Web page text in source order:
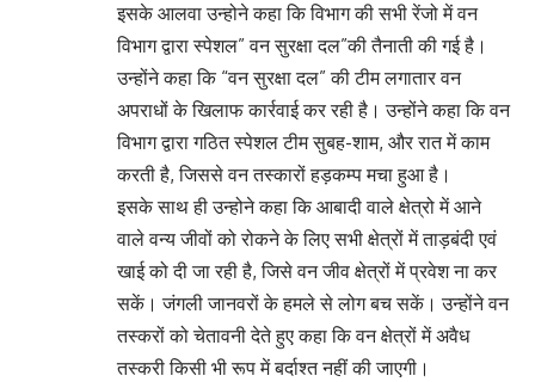
इसके आलवा उन्होने कहा कि विभाग की सभी रेंजो में वन
विभाग द्वारा स्पेशल” वन सुरक्षा दल”की तैनाती की गई है।
उन्होंने कहा कि “वन सुरक्षा दल” की टीम लगातार वन
अपराधों के खिलाफ कार्रवाई कर रही है। उन्होंने कहा कि वन
विभाग द्वारा गठित स्पेशल टीम सुबह-शाम, और रात में काम
करती है, जिससे वन तस्कारों हड़कम्प मचा हुआ है।
इसके साथ ही उन्होने कहा कि आबादी वाले क्षेत्रो में आने
वाले वन्य जीवों को रोकने के लिए सभी क्षेत्रों में ताड़बंदी एवं
खाई को दी जा रही है, जिसे वन जीव क्षेत्रों में प्रवेश ना कर
सकें। जंगली जानवरों के हमले से लोग बच सकें। उन्होंने वन
तस्करों को चेतावनी देते हुए कहा कि वन क्षेत्रों में अवैध
तस्करी किसी भी रूप में बर्दाश्त नहीं की जाएगी।